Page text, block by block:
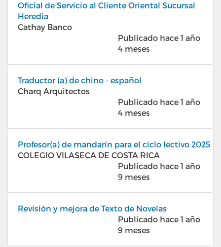
Oficial de Servicio al Cliente Oriental Sucursal
Heredia
Cathay Banco
Publicado hace 1 año
4 meses
Traductor (a) de chino - español
Charq Arquitectos
Publicado hace 1 año
4 meses
Profesor(a) de mandarín para el ciclo lectivo 2025
COLEGIO VILASECA DE COSTA RICA
Publicado hace 1 año
9 meses
Revisión y mejora de Texto de Novelas
Publicado hace 1 año
9 meses